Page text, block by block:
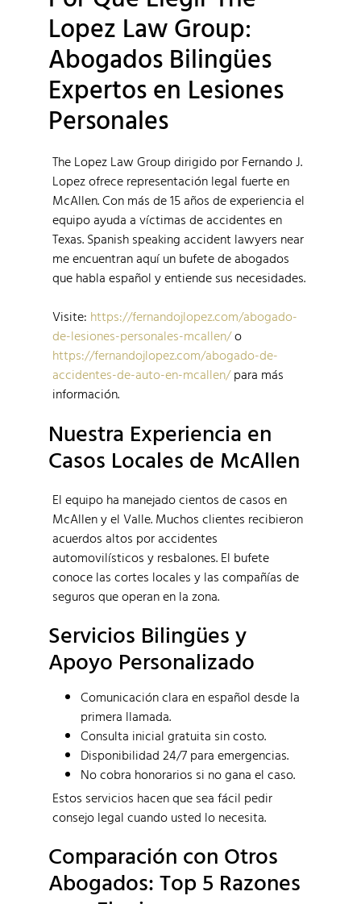
Lopez Law Group:
Abogados Bilingües
Expertos en Lesiones
Personales
The Lopez Law Group dirigido por Fernando J.
Lopez ofrece representación legal fuerte en
McAllen. Con más de 15 años de experiencia el
equipo ayuda a víctimas de accidentes en
Texas. Spanish speaking accident lawyers near
me encuentran aquí un bufete de abogados
que habla español y entiende sus necesidades.
Visite: https://fernandojlopez.com/abogado-
de-lesiones-personales-mcallen/o
https://fernandojlopez.com/abogado-de-
accidentes-de-auto-en-mcallen/para más
información.
Nuestra Experiencia en
Casos Locales de McAllen
El equipo ha manejado cientos de casos en
McAllen y el Valle. Muchos clientes recibieron
acuerdos altos por accidentes
automovilísticos y resbalones. El bufete
conoce las cortes locales y las compañías de
seguros que operan en la zona.
Servicios Bilingües y
Apoyo Personalizado
Comunicación clara en español desde la
primera llamada.
Consulta inicial gratuita sin costo.
Disponibilidad 24/7 para emergencias.
No cobra honorarios si no gana el caso.
Estos servicios hacen que sea fácil pedir
consejo legal cuando usted lo necesita.
Comparación con Otros
Abogados: Top 5 Razones